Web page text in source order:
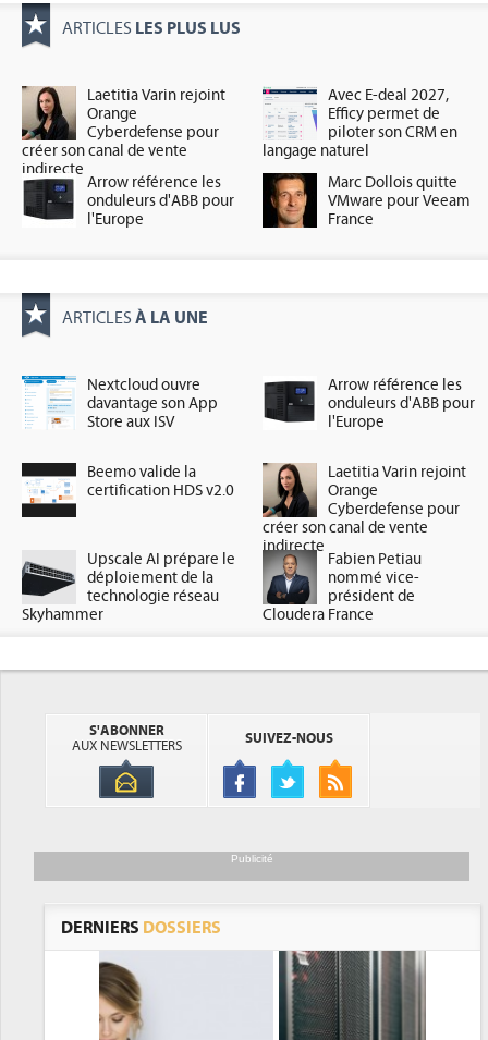
ARTICLES LES PLUS LUS
Laetitia Varin rejoint
Orange
Cyberdefense pour
créer son canal de vente
indirecte
Avec E-deal 2027,
Efficy permet de
piloter son CRM en
langage naturel
Arrow référence les
onduleurs d'ABB pour
l'Europe
Marc Dollois quitte
VMware pour Veeam
France
ARTICLES À LA UNE
Nextcloud ouvre
davantage son App
Store aux ISV
Arrow référence les
onduleurs d'ABB pour
l'Europe
Beemo valide la
certification HDS v2.0
Laetitia Varin rejoint
Orange
Cyberdefense pour
créer son canal de vente
indirecte
Upscale AI prépare le
déploiement de la
technologie réseau
Skyhammer
Fabien Petiau
nommé vice-
président de
Cloudera France
S'ABONNER
AUX NEWSLETTERS
SUIVEZ-NOUS
Publicité
DERNIERS DOSSIERS